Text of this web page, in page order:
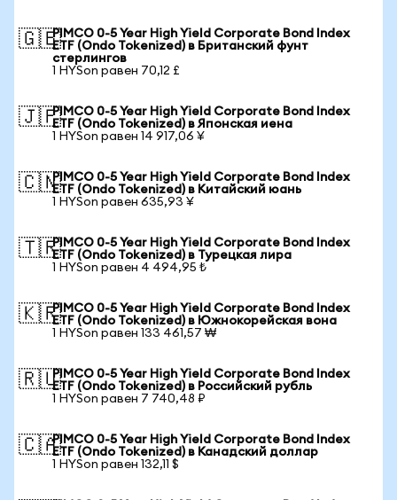
🇬🇧PIMCO 0-5 Year High Yield Corporate Bond Index
ETF (Ondo Tokenized) в Британский фунт
стерлингов
1 HYSon равен 70,12 £
🇯🇵PIMCO 0-5 Year High Yield Corporate Bond Index
ETF (Ondo Tokenized) в Японская иена
1 HYSon равен 14 917,06 ¥
🇨🇳PIMCO 0-5 Year High Yield Corporate Bond Index
ETF (Ondo Tokenized) в Китайский юань
1 HYSon равен 635,93 ¥
🇹🇷PIMCO 0-5 Year High Yield Corporate Bond Index
ETF (Ondo Tokenized) в Турецкая лира
1 HYSon равен 4 494,95 ₺
🇰🇷PIMCO 0-5 Year High Yield Corporate Bond Index
ETF (Ondo Tokenized) в Южнокорейская вона
1 HYSon равен 133 461,57 ₩
🇷🇺PIMCO 0-5 Year High Yield Corporate Bond Index
ETF (Ondo Tokenized) в Российский рубль
1 HYSon равен 7 740,48 ₽
🇨🇦PIMCO 0-5 Year High Yield Corporate Bond Index
ETF (Ondo Tokenized) в Канадский доллар
1 HYSon равен 132,11 $